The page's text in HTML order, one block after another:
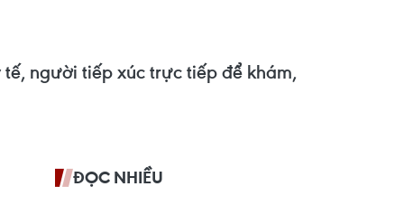
người tiếp xúc trực tiếp để khám,
ĐỌC NHIỀU